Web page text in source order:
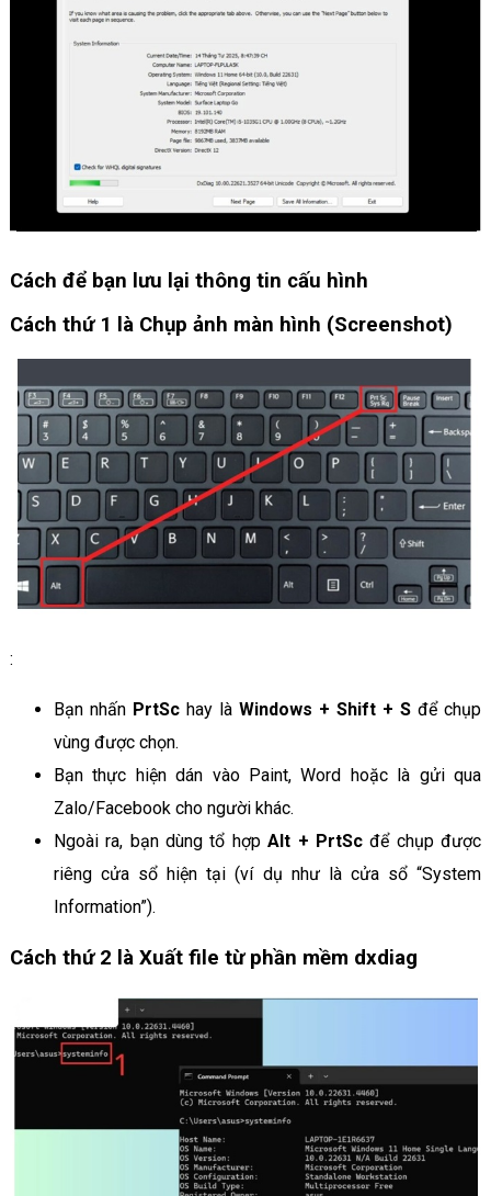
Cách để bạn lưu lại thông tin cấu hình
Cách thứ 1 là Chụp ảnh màn hình (Screenshot)
:
Bạn nhấn PrtSchay là Windows + Shift + S để chụp
vùng được chọn.
Bạn thực hiện dán vào Paint, Word hoặc là gửi qua
Zalo/Facebook cho người khác.
Ngoài ra, bạn dùng tổ hợpAlt + PrtScđể chụp được
riêng cửa sổ hiện tại (ví dụ như là cửa sổ “System
Information”).
Cách thứ 2 là Xuất file từ phần mềm dxdiag